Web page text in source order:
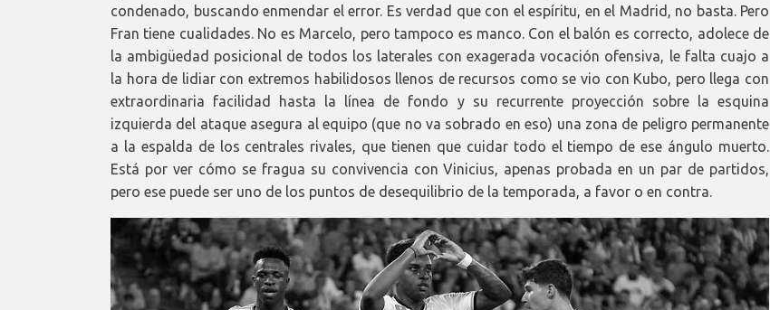
condenado, buscando enmendar el error. Es verdad que con el espíritu, en el Madrid, no basta. Pero
Fran tiene cualidades. No es Marcelo, pero tampoco es manco. Con el balón es correcto, adolece de
la ambigüedad posicional de todos los laterales con exagerada vocación ofensiva, le falta cuajo a
la hora de lidiar con extremos habilidosos llenos de recursos como se vio con Kubo, pero llega con
extraordinaria facilidad hasta la línea de fondo y su recurrente proyección sobre la esquina
izquierda del ataque asegura al equipo (que no va sobrado en eso) una zona de peligro permanente
a la espalda de los centrales rivales, que tienen que cuidar todo el tiempo de ese ángulo muerto.
Está por ver cómo se fragua su convivencia con Vinicius, apenas probada en un par de partidos,
pero ese puede ser uno de los puntos de desequilibrio de la temporada, a favor o en contra.